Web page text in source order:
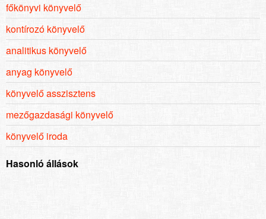
főkönyvi könyvelő
kontírozó könyvelő
analitikus könyvelő
anyag könyvelő
könyvelő asszisztens
mezőgazdasági könyvelő
könyvelő iroda
Hasonló állások